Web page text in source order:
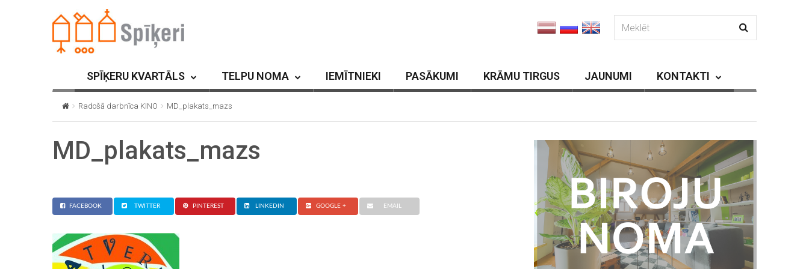
SPĪĶERU KVARTĀLS TELPU NOMA IEMĪTNIEKI PASĀKUMI KRĀMU TIRGUS JAUNUMI KONTAKTI
Radošā darbnīca KINO MD_plakats_mazs
MD_plakats_mazs
FACEBOOK TWITTER PINTEREST LINKEDIN GOOGLE + EMAIL